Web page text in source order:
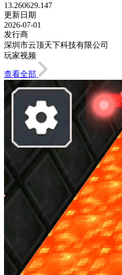
13.260629.147
更新日期
2026-07-01
发行商
深圳市云顶天下科技有限公司
玩家视频
查看全部